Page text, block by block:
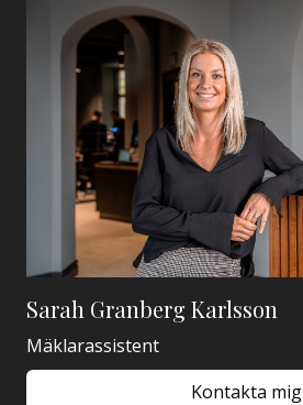
Sarah Granberg Karlsson
Mäklarassistent
Kontakta mig